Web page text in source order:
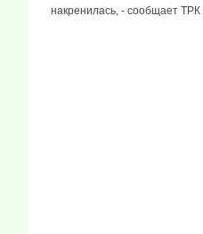
накренилась, - сообщает